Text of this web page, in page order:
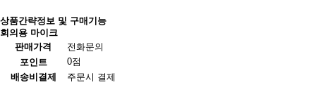
상품간략정보 및 구매기능
회의용 마이크
판매가격
전화문의
포인트
0점
배송비결제
주문시 결제